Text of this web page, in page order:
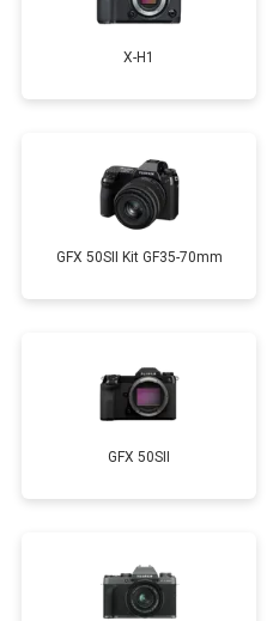
X-H1
GFX 50SII Kit GF35-70mm
GFX 50SII